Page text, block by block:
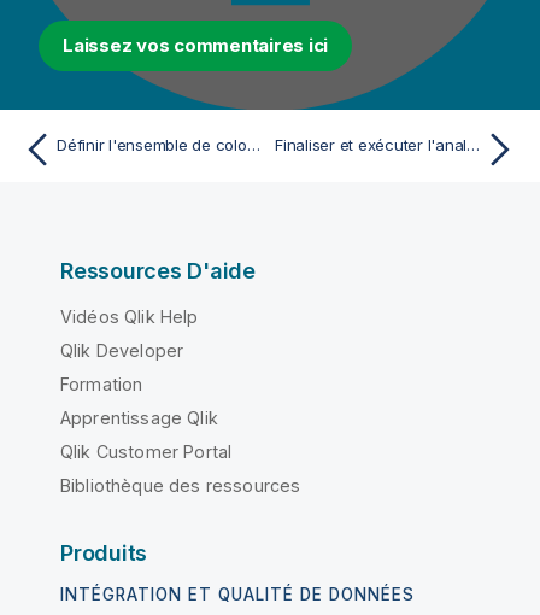
Laissez vos commentaires ici
Définir l'ensemble de colonnes à analyser Finaliser et exécuter l'analyse d'un ensemble de colonnes
Ressources D'aide
Vidéos Qlik Help
Qlik Developer
Formation
Apprentissage Qlik
Qlik Customer Portal
Bibliothèque des ressources
Produits
INTÉGRATION ET QUALITÉ DE DONNÉES